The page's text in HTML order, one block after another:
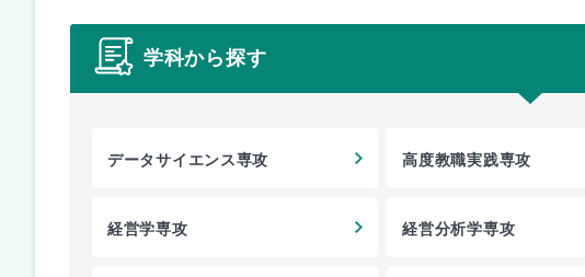
学科から探す
データサイエンス専攻 高度教職実践専攻
経営学専攻 経営分析学専攻